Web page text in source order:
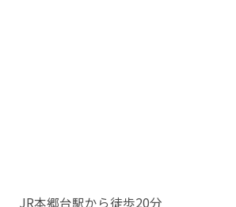
JR本郷台駅から徒歩20分